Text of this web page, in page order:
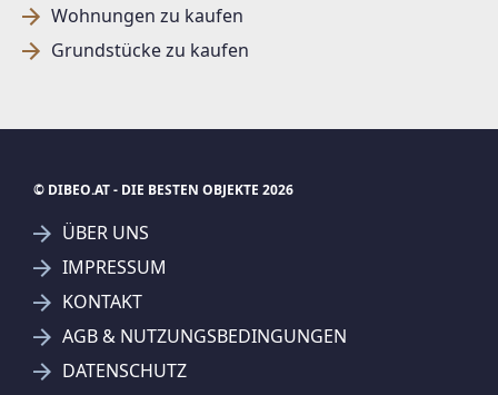
Wohnungen zu kaufen
Grundstücke zu kaufen
SUCHAGENT ANLEGEN FÜR DIE
AKTUELLEN SUCHKRITERIEN
© DIBEO.AT - DIE BESTEN OBJEKTE 2026
ÜBER UNS
IMPRESSUM
KONTAKT
AGB & NUTZUNGSBEDINGUNGEN
DATENSCHUTZ